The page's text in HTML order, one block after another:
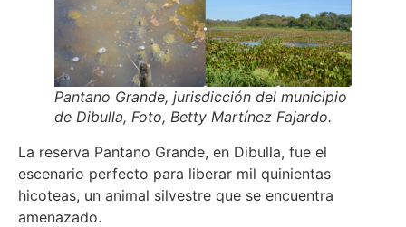
Pantano Grande, jurisdicción del municipio
de Dibulla, Foto, Betty Martínez Fajardo.
La reserva Pantano Grande, en Dibulla, fue el
escenario perfecto para liberar mil quinientas
hicoteas, un animal silvestre que se encuentra
amenazado.